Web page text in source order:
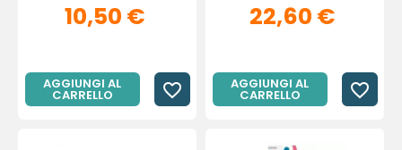
10,50 €
AGGIUNGI AL
CARRELLO favorite_border
22,60 €
AGGIUNGI AL
CARRELLO favorite_border